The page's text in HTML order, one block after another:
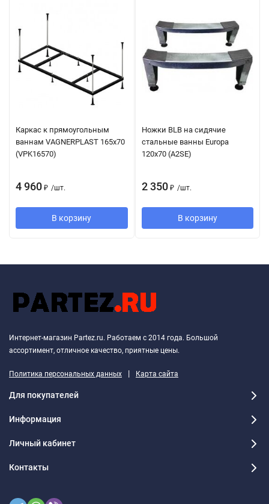
Каркас к прямоугольным
ваннам VAGNERPLAST 165x70
(VPK16570)
4 960 ₽ /шт.
В корзину
Ножки BLB на сидячие
стальные ванны Europa
120х70 (A2SE)
2 350 ₽ /шт.
В корзину
Интернет-магазин Partez.ru. Работаем с 2014 года. Большой
ассортимент, отличное качество, приятные цены.
Политика персональных данных | Карта сайта
Для покупателей
Информация
Личный кабинет
Контакты